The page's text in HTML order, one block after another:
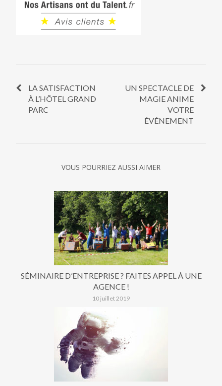
LA SATISFACTION
À L’HÔTEL GRAND
PARC
UN SPECTACLE DE
MAGIE ANIME
VOTRE
ÉVÉNEMENT
VOUS POURRIEZ AUSSI AIMER
SÉMINAIRE D’ENTREPRISE ? FAITES APPEL À UNE
AGENCE !
10 juillet 2019